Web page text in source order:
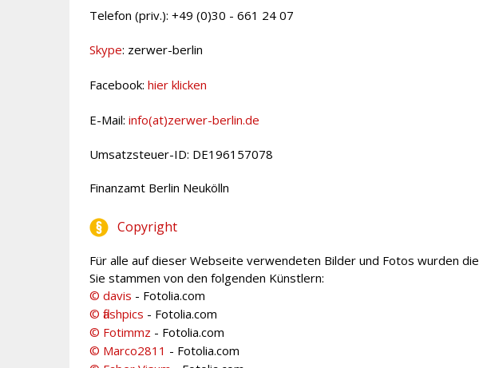
Telefon (priv.): +49 (0)30 - 661 24 07
Skype: zerwer-berlin
Facebook: hier klicken
E-Mail: info(at)zerwer-berlin.de
Umsatzsteuer-ID: DE196157078
Finanzamt Berlin Neukölln
Copyright
Für alle auf dieser Webseite verwendeten Bilder und Fotos wurden
Sie stammen von den folgenden Künstlern:
© davis - Fotolia.com
© flashpics - Fotolia.com
© Fotimmz - Fotolia.com
© Marco2811 - Fotolia.com